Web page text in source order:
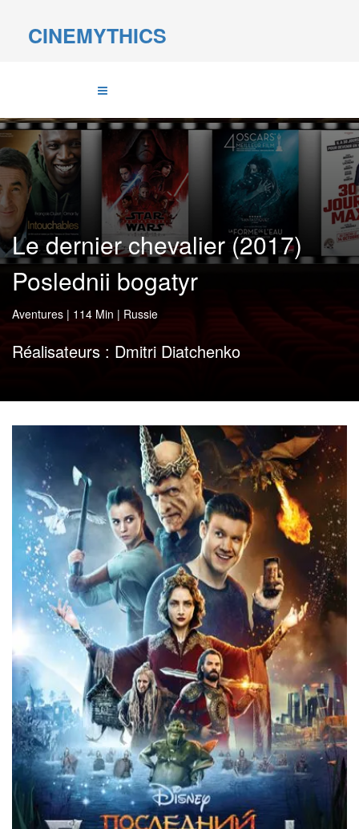
CINEMYTHICS
Le dernier chevalier (2017)
Poslednii bogatyr
Aventures | 114 Min | Russie
Réalisateurs : Dmitri Diatchenko